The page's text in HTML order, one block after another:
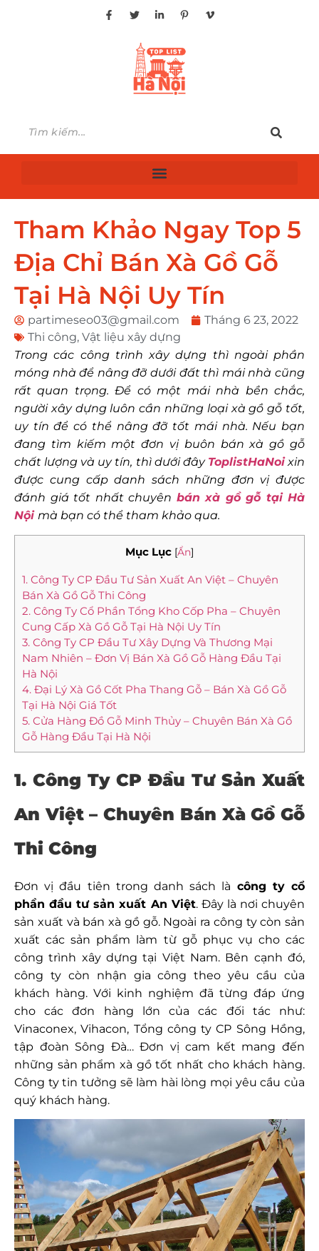
Tham Khảo Ngay Top 5
Địa Chỉ Bán Xà Gồ Gỗ
Tại Hà Nội Uy Tín
partimeseo03@gmail.com
Tháng 6 23, 2022
Thi công, Vật liệu xây dựng
Trong các công trình xây dựng thì ngoài phần
móng nhà để nâng đỡ dưới đất thì mái nhà cũng
rất quan trọng. Để có một mái nhà bền chắc,
người xây dựng luôn cần những loại xà gồ gỗ tốt,
uy tín để có thể nâng đỡ tốt mái nhà. Nếu bạn
đang tìm kiếm một đơn vị buôn bán xà gồ gỗ
chất lượng và uy tín, thì dưới đây ToplistHaNoixin
được cung cấp danh sách những đơn vị được
đánh giá tốt nhất chuyên bán xà gồ gỗ tại Hà
Nội mà bạn có thể tham khảo qua.
Mục Lục [Ẩn]
1. Công Ty CP Đầu Tư Sản Xuất An Việt – Chuyên
Bán Xà Gồ Gỗ Thi Công
2. Công Ty Cổ Phần Tổng Kho Cốp Pha – Chuyên
Cung Cấp Xà Gồ Gỗ Tại Hà Nội Uy Tín
3. Công Ty CP Đầu Tư Xây Dựng Và Thương Mại
Nam Nhiên – Đơn Vị Bán Xà Gồ Gỗ Hàng Đầu Tại
Hà Nội
4. Đại Lý Xà Gồ Cốt Pha Thang Gỗ – Bán Xà Gồ Gỗ
Tại Hà Nội Giá Tốt
5. Cửa Hàng Đồ Gỗ Minh Thủy – Chuyên Bán Xà Gồ
Gỗ Hàng Đầu Tại Hà Nội
1. Công Ty CP Đầu Tư Sản Xuất
An Việt – Chuyên Bán Xà Gồ Gỗ
Thi Công
Đơn vị đầu tiên trong danh sách là công ty cổ
phần đầu tư sản xuất An Việt. Đây là nơi chuyên
sản xuất và bán xà gồ gỗ. Ngoài ra công ty còn sản
xuất các sản phẩm làm từ gỗ phục vụ cho các
công trình xây dựng tại Việt Nam. Bên cạnh đó,
công ty còn nhận gia công theo yêu cầu của
khách hàng. Với kinh nghiệm đã từng đáp ứng
cho các đơn hàng lớn của các đối tác như:
Vinaconex, Vihacon, Tổng công ty CP Sông Hồng,
tập đoàn Sông Đà… Đơn vị cam kết mang đến
những sản phẩm xà gồ tốt nhất cho khách hàng.
Công ty tin tưởng sẽ làm hài lòng mọi yêu cầu của
quý khách hàng.